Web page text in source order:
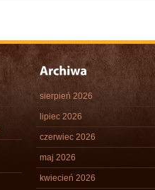
sierpień 2026
lipiec 2026
czerwiec 2026
maj 2026
kwiecień 2026